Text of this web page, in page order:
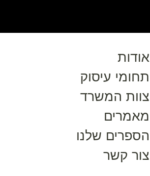
אודות
תחומי עיסוק
צוות המשרד
מאמרים
הספרים שלנו
צור קשר